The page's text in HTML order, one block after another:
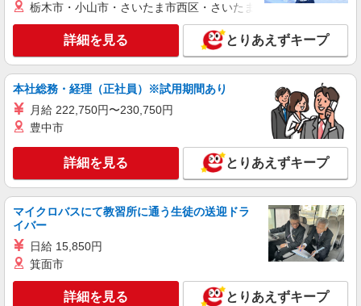
【docomo】人気機種に詳しくなれる携帯販売
時給1300円〜 ※残業代支給 ★交通費別途支給
（規定あり） ゜+゜・。○。・゜+゜・。○。・゜
+゜ 入社祝い金10万円支給(規定有) お友達を紹介
頂くと, インセンティブ支給(規定有) ★月2回払
い・週払い可能（規程有）★ ゜・。○。・゜
沖縄県豊見城市のdocomoショップ
キープ 詳細を見る
紹介予定派遣
スマホ携帯販売【ソフトバンク】
月給231500円〜256500円（経験・能力によ
る） ※上記金額に時間外手当/インセンティブが加
算 ・賞与あり・時間外手当あり（平均残業時間：
10h/月）・地域手当/職能手当あり・Workstyle支
援金（4000円/月）あり・実績によりインセンティ
ブあり ★交通費別途支給（規定あり） ゜+゜・。
給(規定有) お友達を紹介頂くと, インセンティブ支
詳細を見る
栃木市・小山市・さいたま市西区・さいたま市岩槻区・久喜市・
詳細を見る とりあえずキープ
本社総務・経理（正社員）※試用期間あり
月給 222,750円〜230,750円
豊中市
詳細を見る とりあえずキープ
マイクロバスにて教習所に通う生徒の送迎ドラ
イバー
日給 15,850円
箕面市
詳細を見る とりあえずキープ